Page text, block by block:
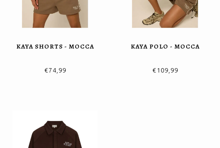
KAYA SHORTS - MOCCA
€74,99
KAYA POLO - MOCCA
€109,99